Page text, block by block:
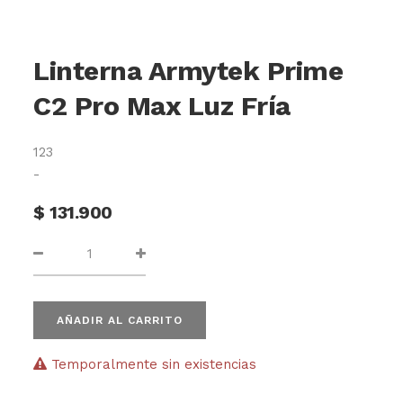
Linterna Armytek Prime
C2 Pro Max Luz Fría
123
-
$131.900
AÑADIR AL CARRITO
Temporalmente sin existencias